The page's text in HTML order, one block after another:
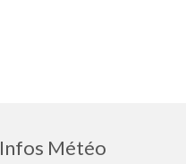
Infos Météo